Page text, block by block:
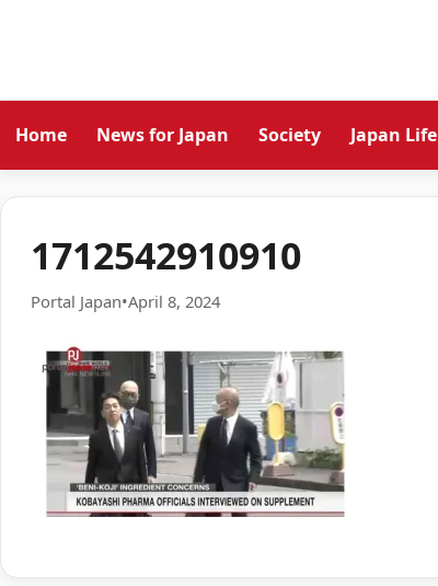
Home News for Japan Society Japan Life
1712542910910
Portal Japan•April 8, 2024